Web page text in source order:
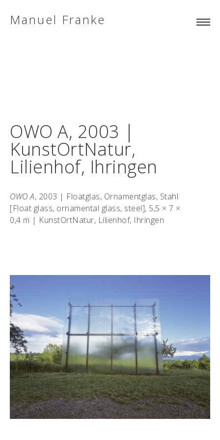
Manuel Franke
OWO A, 2003 |
KunstOrtNatur,
Lilienhof, Ihringen
OWO A, 2003 | Floatglas, Ornamentglas, Stahl
[Float glass, ornamental glass, steel], 5,5 × 7 ×
0,4 m | KunstOrtNatur, Lilienhof, Ihringen